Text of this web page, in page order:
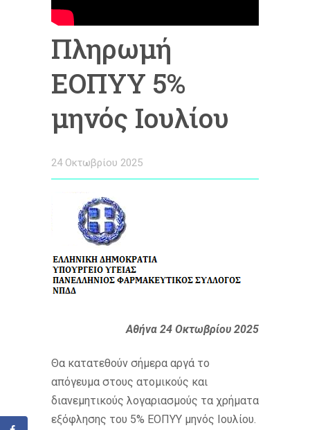
Πληρωμή
ΕΟΠΥΥ 5%
μηνός Ιουλίου
24 Οκτωβρίου 2025
Αθήνα 24 Οκτωβρίου 2025
Θα κατατεθούν σήμερα αργά το
απόγευμα στους ατομικούς και
διανεμητικούς λογαριασμούς τα χρήματα
εξόφλησης του 5% ΕΟΠΥΥ μηνός Ιουλίου.